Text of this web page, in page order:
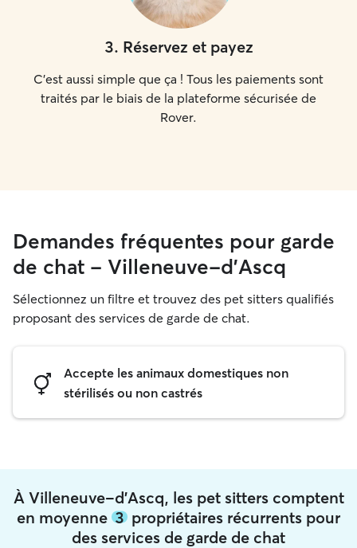
3. Réservez et payez
C'est aussi simple que ça ! Tous les paiements sont
traités par le biais de la plateforme sécurisée de
Rover.
Demandes fréquentes pour garde
de chat - Villeneuve-d'Ascq
Sélectionnez un filtre et trouvez des pet sitters qualifiés
proposant des services de garde de chat.
Accepte les animaux domestiques non
stérilisés ou non castrés
À Villeneuve-d'Ascq, les pet sitters comptent
en moyenne 3 propriétaires récurrents pour
des services de garde de chat